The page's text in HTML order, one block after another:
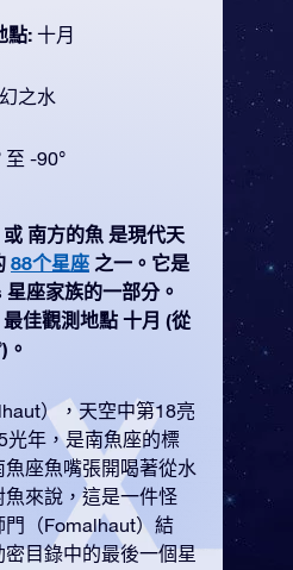
點: 十月
幻之水
至 -90°
南方的魚 是現代天
88个星座 之一。它是
座家族的一部分。
佳觀測地點 十月 (從
），天空中第18亮
光年，是南魚座的標
座魚嘴張開喝著從水
來說，這是一件怪
（Fomalhaut）結
目錄中的最後一個星